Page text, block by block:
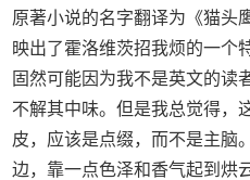
原著小说的名字翻译为《猫头
映出了霍洛维茨招我烦的一个
固然可能因为我不是英文的读
不解其中味。但是我总觉得，
皮，应该是点缀，而不是主脑
边，靠一点色泽和香气起到烘